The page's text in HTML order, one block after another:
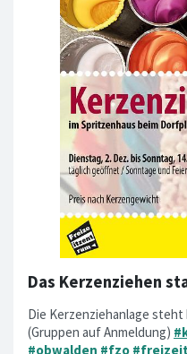
Das Kerzenziehen
Die Kerzenziehanlage
(Gruppen auf Anmeldung)
#obwalden #fzo